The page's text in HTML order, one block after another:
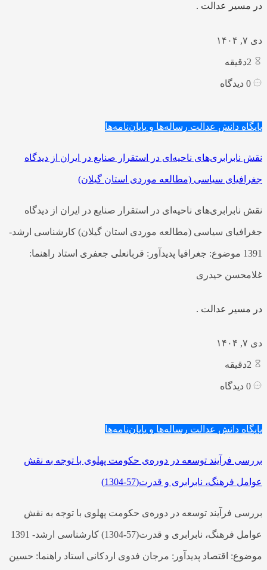
در مسیر عدالت .
دی ۷, ۱۴۰۴
دقیقه
دیدگاه
پایگاه دانش عدالت رساله‌ها و پایان‌نامه‌ها
نقش نابرابری‌های ناحیه‌ای در استقرار صنایع در ایران از دیدگاه
جغرافیای سیاسی (مطالعه موردی استان گیلان)
نقش نابرابری‌های ناحیه‌ای در استقرار صنایع در ایران از دیدگاه
جغرافیای سیاسی (مطالعه موردی استان گیلان) کارشناسی ارشد-
1391 موضوع: جغرافیا پدیدآور: قربانعلی جعفری استاد راهنما:
غلامحسن حیدری
در مسیر عدالت .
دی ۷, ۱۴۰۴
دقیقه
دیدگاه
پایگاه دانش عدالت رساله‌ها و پایان‌نامه‌ها
بررسی فرآیند توسعه در دوره‌ی حکومت پهلوی با توجه به نقش
عوامل فرهنگ، نابرابری و قدرت(57-1304)
بررسی فرآیند توسعه در دوره‌ی حکومت پهلوی با توجه به نقش
عوامل فرهنگ، نابرابری و قدرت(57-1304) کارشناسی ارشد- 1391
موضوع: اقتصاد پدیدآور: مرجان فدوی اردکانی استاد راهنما: حسین